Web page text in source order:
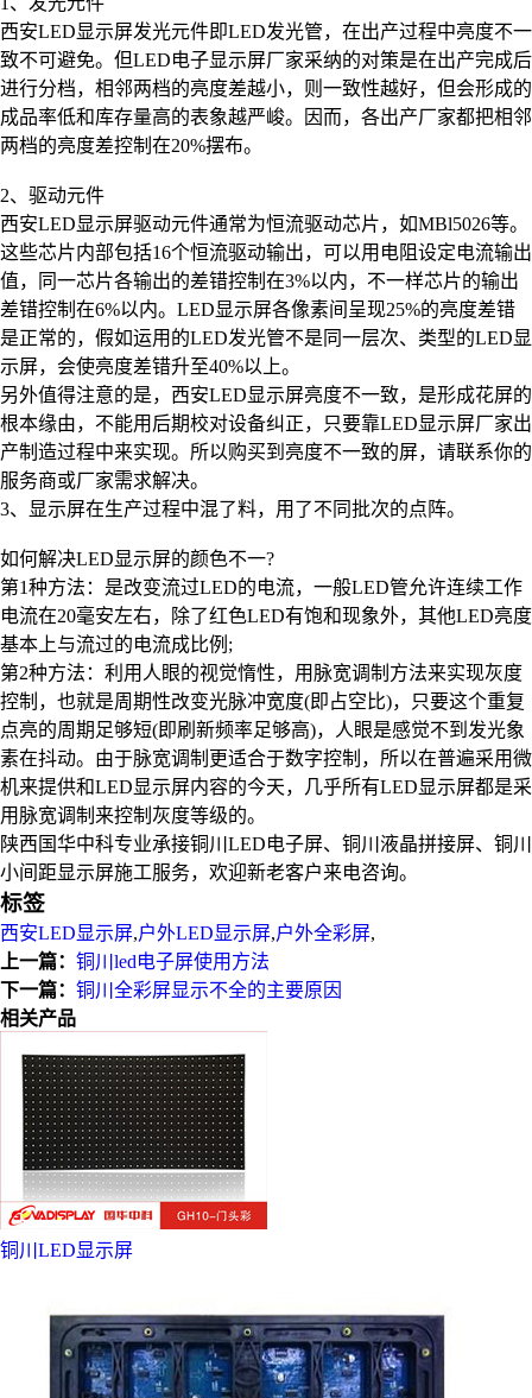
西安LED显示屏发光元件即LED发光管，在出产过程中亮度不一
致不可避免。但LED电子显示屏厂家采纳的对策是在出产完成后
进行分档，相邻两档的亮度差越小，则一致性越好，但会形成的
成品率低和库存量高的表象越严峻。因而，各出产厂家都把相邻
两档的亮度差控制在20%摆布。
2、驱动元件
西安LED显示屏驱动元件通常为恒流驱动芯片，如MBl5026等。
这些芯片内部包括16个恒流驱动输出，可以用电阻设定电流输出
值，同一芯片各输出的差错控制在3%以内，不一样芯片的输出
差错控制在6%以内。LED显示屏各像素间呈现25%的亮度差错
是正常的，假如运用的LED发光管不是同一层次、类型的LED显
示屏，会使亮度差错升至40%以上。
另外值得注意的是，西安LED显示屏亮度不一致，是形成花屏的
根本缘由，不能用后期校对设备纠正，只要靠LED显示屏厂家出
产制造过程中来实现。所以购买到亮度不一致的屏，请联系你的
服务商或厂家需求解决。
3、显示屏在生产过程中混了料，用了不同批次的点阵。
如何解决LED显示屏的颜色不一?
第1种方法：是改变流过LED的电流，一般LED管允许连续工作
电流在20毫安左右，除了红色LED有饱和现象外，其他LED亮度
基本上与流过的电流成比例;
第2种方法：利用人眼的视觉惰性，用脉宽调制方法来实现灰度
控制，也就是周期性改变光脉冲宽度(即占空比)，只要这个重复
点亮的周期足够短(即刷新频率足够高)，人眼是感觉不到发光象
素在抖动。由于脉宽调制更适合于数字控制，所以在普遍采用微
机来提供和LED显示屏内容的今天，几乎所有LED显示屏都是采
用脉宽调制来控制灰度等级的。
陕西国华中科专业承接铜川LED电子屏、铜川液晶拼接屏、铜川
小间距显示屏施工服务，欢迎新老客户来电咨询。
标签
西安LED显示屏,户外LED显示屏,户外全彩屏,
上一篇： 铜川led电子屏使用方法
下一篇： 铜川全彩屏显示不全的主要原因
相关产品
铜川LED显示屏